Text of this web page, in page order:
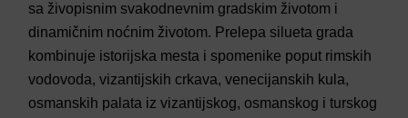
sa živopisnim svakodnevnim gradskim životom i
dinamičnim noćnim životom. Prelepa silueta grada
kombinuje istorijska mesta i spomenike poput rimskih
vodovoda, vizantijskih crkava, venecijanskih kula,
osmanskih palata iz vizantijskog, osmanskog i turskog